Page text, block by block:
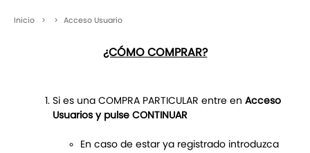
Inicio > > Acceso Usuario
¿CÓMO COMPRAR?
Si es una COMPRA PARTICULAR entre en Acceso
Usuarios y pulse CONTINUAR
En caso de estar ya registrado introduzca